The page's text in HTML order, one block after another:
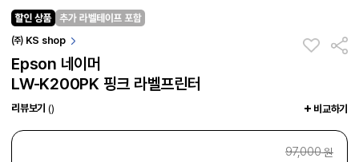
㈜ KS shop
Epson 네이머
LW-K200PK 핑크 라벨프린터
리뷰보기 () 비교하기
97,000원